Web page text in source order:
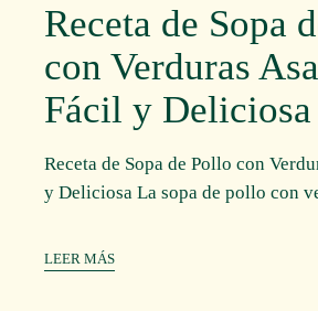
Receta de Sopa
con Verduras
Fácil y Deliciosa
Receta de Sopa de Pollo con
y Deliciosa La sopa de pollo con
LEER MÁS